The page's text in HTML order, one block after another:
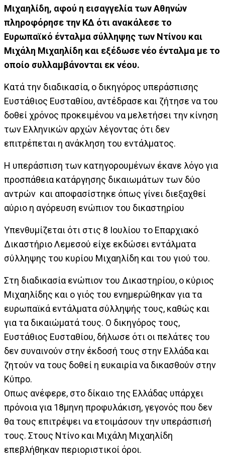
Μιχαηλίδη, αφού η εισαγγελία των Αθηνών
πληροφόρησε την ΚΔ ότι ανακάλεσε το
Ευρωπαϊκό ένταλμα σύλληψης των Ντίνου και
Μιχάλη Μιχαηλίδη και εξέδωσε νέο ένταλμα με το
οποίο συλλαμβάνονται εκ νέου.
Κατά την διαδικασία, ο δικηγόρος υπεράσπισης
Ευστάθιος Ευσταθίου, αντέδρασε και ζήτησε να του
δοθεί χρόνος προκειμένου να μελετήσει την κίνηση
των Ελληνικών αρχών λέγοντας ότι δεν
επιτρέπεται η ανάκληση του εντάλματος.
Η υπεράσπιση των κατηγορουμένων έκανε λόγο για
προσπάθεια κατάργησης δικαιωμάτων των δύο
αντρών και αποφασίστηκε όπως γίνει διεξαχθεί
αύριο η αγόρευση ενώπιον του δικαστηρίου
Υπενθυμίζεται ότι στις 8 Ιουλίου το Επαρχιακό
Δικαστήριο Λεμεσού είχε εκδώσει εντάλματα
σύλληψης του κυρίου Μιχαηλίδη και του γιού του.
Στη διαδικασία ενώπιον του Δικαστηρίου, ο κύριος
Μιχαηλίδης και ο γιός του ενημερώθηκαν για τα
ευρωπαϊκά εντάλματα σύλληψής τους, καθώς και
για τα δικαιώματά τους. Ο δικηγόρος τους,
Ευστάθιος Ευσταθίου, δήλωσε ότι οι πελάτες του
δεν συναινούν στην έκδοσή τους στην Ελλάδα και
ζητούν να τους δοθεί η ευκαιρία να δικασθούν στην
Κύπρο.
Οπως ανέφερε, στο δίκαιο της Ελλάδας υπάρχει
πρόνοια για 18μηνη προφυλάκιση, γεγονός που δεν
θα τους επιτρέψει να ετοιμάσουν την υπεράσπισή
τους. Στους Ντίνο και Μιχάλη Μιχαηλίδη
επεβλήθηκαν περιοριστικοί όροι.